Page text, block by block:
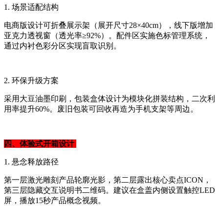
1. 场景适配结构
电商版设计可折叠展示架（展开尺寸28×40cm），线下版增加
亚克力透视窗（透光率≥92%）。配件区实施色标管理系统，
通过内衬色彩分区实现盲取识别。
2. 环保升级方案
采用大豆油墨印刷，包装盒体设计为模块化拼装结构，二次利
用率提升60%。废旧包装可回收再造为手机支架等周边。
四、体验式开箱设计
1. 悬念释放路径
第一层激光雕刻产品轮廓光影，第二层露出核心卖点ICON，
第三层隐藏交互说明书二维码。建议在盒盖内侧设置触控LED
屏，播放15秒产品概念视频。